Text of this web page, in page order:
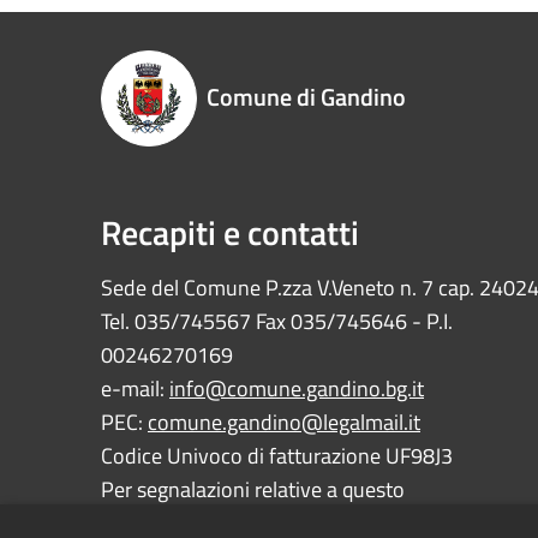
Comune di Gandino
Recapiti e contatti
Sede del Comune P.zza V.Veneto n. 7 cap. 24024
Tel. 035/745567 Fax 035/745646 - P.I.
00246270169
e-mail: info@comune.gandino.bg.it
PEC: comune.gandino@legalmail.it
Codice Univoco di fatturazione UF98J3
Per segnalazioni relative a questo